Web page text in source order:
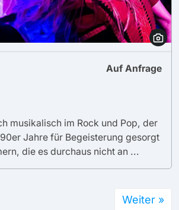
Auf Anfrage
musikalisch im Rock und Pop, der
Jahre für Begeisterung gesorgt
die es durchaus nicht an ...
Weiter »